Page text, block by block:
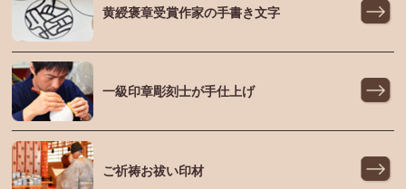
黄綬褒章受賞作家の手書き文字
一級印章彫刻士が手仕上げ
ご祈祷お祓い印材